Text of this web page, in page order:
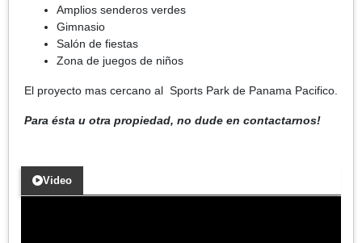
Amplios senderos verdes
Gimnasio
Salón de fiestas
Zona de juegos de niños
El proyecto mas cercano al Sports Park de Panama Pacifico.
Para ésta u otra propiedad, no dude en contactarnos!
Video